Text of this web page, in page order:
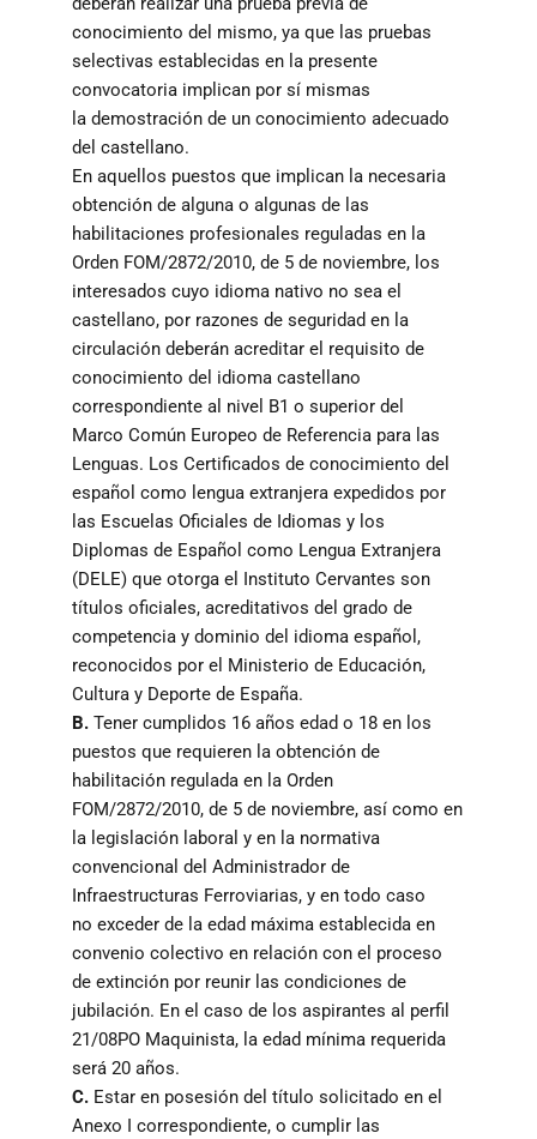
conocimiento del mismo, ya que las pruebas
selectivas establecidas en la presente
convocatoria implican por sí mismas
la demostración de un conocimiento adecuado
del castellano.
En aquellos puestos que implican la necesaria
obtención de alguna o algunas de las
habilitaciones profesionales reguladas en la
Orden FOM/2872/2010, de 5 de noviembre, los
interesados cuyo idioma nativo no sea el
castellano, por razones de seguridad en la
circulación deberán acreditar el requisito de
conocimiento del idioma castellano
correspondiente al nivel B1 o superior del
Marco Común Europeo de Referencia para las
Lenguas. Los Certificados de conocimiento del
español como lengua extranjera expedidos por
las Escuelas Oficiales de Idiomas y los
Diplomas de Español como Lengua Extranjera
(DELE) que otorga el Instituto Cervantes son
títulos oficiales, acreditativos del grado de
competencia y dominio del idioma español,
reconocidos por el Ministerio de Educación,
Cultura y Deporte de España.
B. Tener cumplidos 16 años edad o 18 en los
puestos que requieren la obtención de
habilitación regulada en la Orden
FOM/2872/2010, de 5 de noviembre, así como en
la legislación laboral y en la normativa
convencional del Administrador de
Infraestructuras Ferroviarias, y en todo caso
no exceder de la edad máxima establecida en
convenio colectivo en relación con el proceso
de extinción por reunir las condiciones de
jubilación. En el caso de los aspirantes al perfil
21/08PO Maquinista, la edad mínima requerida
será 20 años.
C. Estar en posesión del título solicitado en el
Anexo I correspondiente, o cumplir las